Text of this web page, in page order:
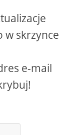
w skrzynce
e-mail